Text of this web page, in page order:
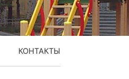
КОНТАКТЫ